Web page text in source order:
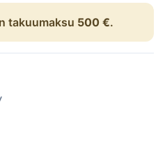
takuumaksu 500 €.